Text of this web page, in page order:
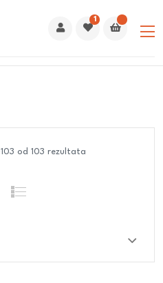
1
od 103 rezultata